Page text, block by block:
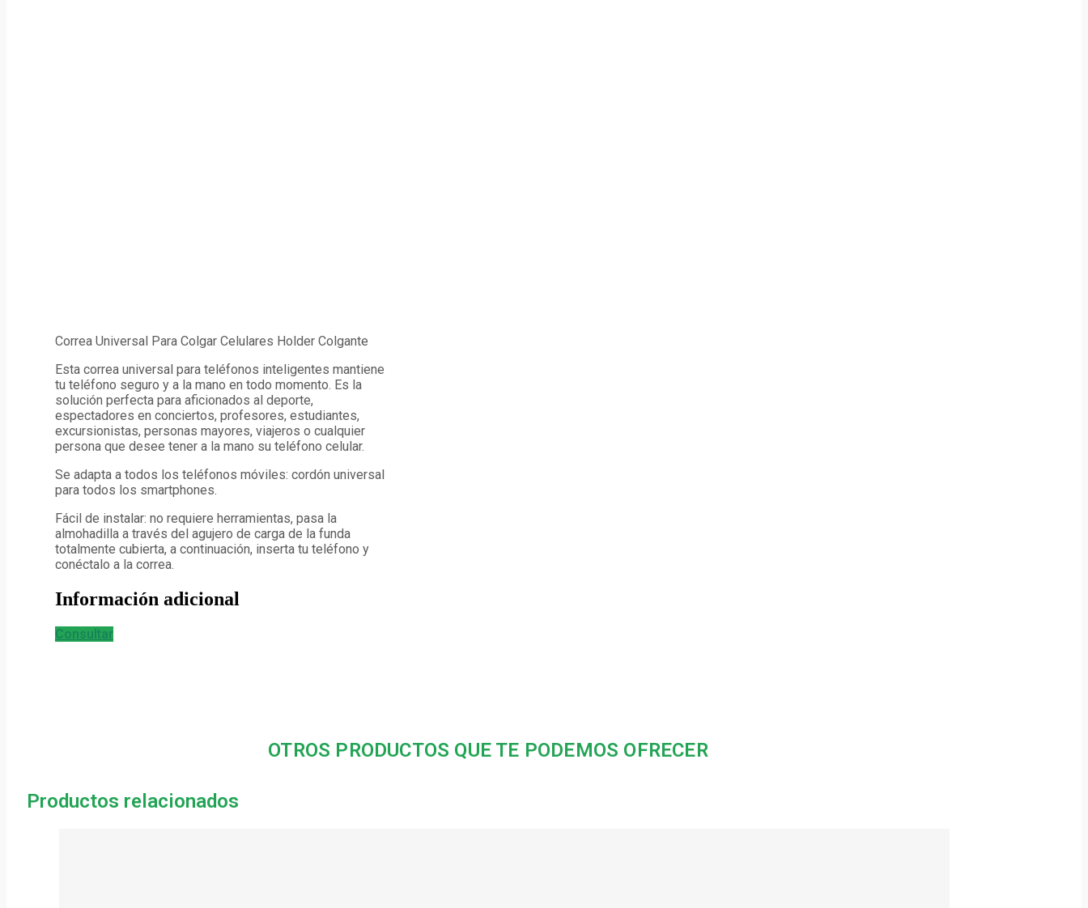
Correa Universal Para Colgar Celulares Holder Colgante
Esta correa universal para teléfonos inteligentes mantiene
tu teléfono seguro y a la mano en todo momento. Es la
solución perfecta para aficionados al deporte,
espectadores en conciertos, profesores, estudiantes,
excursionistas, personas mayores, viajeros o cualquier
persona que desee tener a la mano su teléfono celular.
Se adapta a todos los teléfonos móviles: cordón universal
para todos los smartphones.
Fácil de instalar: no requiere herramientas, pasa la
almohadilla a través del agujero de carga de la funda
totalmente cubierta, a continuación, inserta tu teléfono y
conéctalo a la correa.
Información adicional
Consultar
OTROS PRODUCTOS QUE TE PODEMOS OFRECER
Productos relacionados